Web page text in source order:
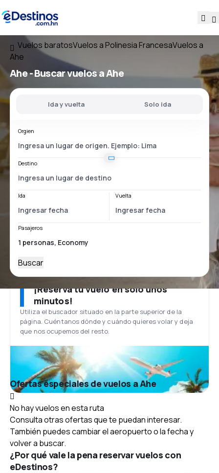
Vuelos baratosVuelos a Polinesia FrancesaVuelos a
Ahe
Ahe - Buscar vuelos a Ahe
Ida y vuelta Solo ida
Orgien
Destino
Ida Vuelta
Pasajeros
Buscar
¡Reserva tu vuelo en solo unos
minutos!
Utiliza el buscador situado en la parte superior de la
página. Cuéntanos dónde y cuándo quieres volar y deja
que nos ocupemos del resto.
Ofertas especiales de vuelos a Ahe
No hay vuelos en esta ruta
Consulta otras ofertas que te puedan interesar.
También puedes cambiar el aeropuerto o la fecha y
volver a buscar.
¿Por qué vale la pena reservar vuelos con
eDestinos?